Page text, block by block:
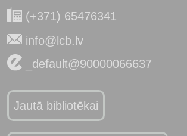
(+371) 65476341
info@lcb.lv
_default@90000066637
Jautā bibliotēkai